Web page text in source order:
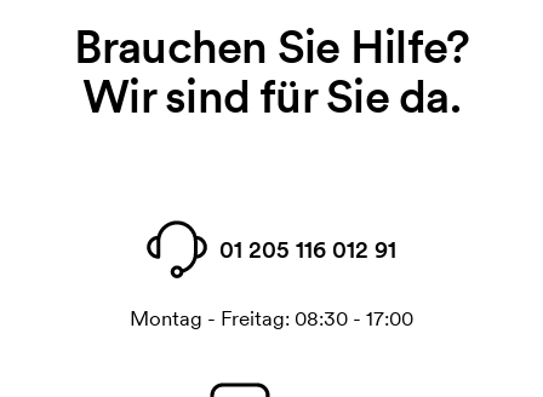
Brauchen Sie Hilfe?
Wir sind für Sie da.
01 205 116 012 91
Montag - Freitag: 08:30 - 17:00